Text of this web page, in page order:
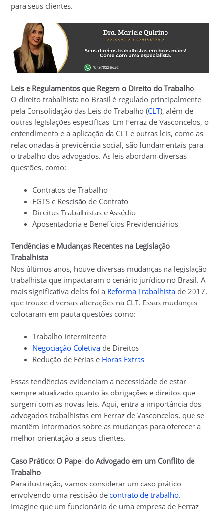
para seus clientes.
Leis e Regulamentos que Regem o Direito do Trabalho
O direito trabalhista no Brasil é regulado principalmente
pela Consolidação das Leis do Trabalho (CLT), além de
outras legislações específicas. Em Ferraz de Vasconcelos, o
entendimento e a aplicação da CLT e outras leis, como as
relacionadas à previdência social, são fundamentais para
o trabalho dos advogados. As leis abordam diversas
questões, como:
Contratos de Trabalho
FGTS e Rescisão de Contrato
Direitos Trabalhistas e Assédio
Aposentadoria e Benefícios Previdenciários
Tendências e Mudanças Recentes na Legislação
Trabalhista
Nos últimos anos, houve diversas mudanças na legislação
trabalhista que impactaram o cenário jurídico no Brasil. A
mais significativa delas foi a Reforma Trabalhista de 2017,
que trouxe diversas alterações na CLT. Essas mudanças
colocaram em pauta questões como:
Trabalho Intermitente
Negociação Coletiva de Direitos
Redução de Férias e Horas Extras
Essas tendências evidenciam a necessidade de estar
sempre atualizado quanto às obrigações e direitos que
surgem com as novas leis. Aqui, entra a importância dos
advogados trabalhistas em Ferraz de Vasconcelos, que se
mantêm informados sobre as mudanças para oferecer a
melhor orientação a seus clientes.
Caso Prático: O Papel do Advogado em um Conflito de
Trabalho
Para ilustração, vamos considerar um caso prático
envolvendo uma rescisão decontrato de trabalho.
Imagine que um funcionário de uma empresa de Ferraz